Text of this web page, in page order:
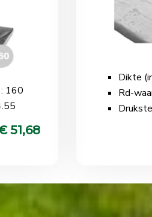
160
51,68
Dikte
Rd-